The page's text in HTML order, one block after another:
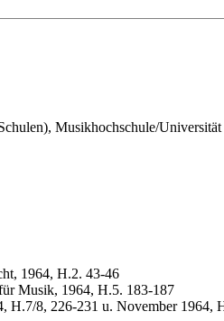
Musikhochschule/
1964, H.2. 43-46
Musik, 1964, H.5. 183-187
H.7/8, 226-231 u. November 1964,